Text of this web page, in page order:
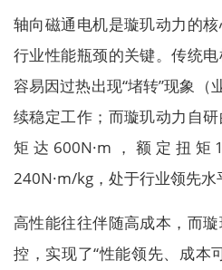
轴向磁通电机是璇玑动力的
行业性能瓶颈的关键。传统
容易因过热出现“堵转”现象（
续稳定工作；而璇玑动力自
矩达600N·m，额定扭矩
240N·m/kg，处于行业领先水
高性能往往伴随高成本，而
控，实现了“性能领先、成本